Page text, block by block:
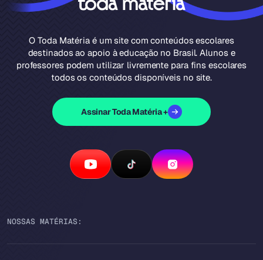
O Toda Matéria é um site com conteúdos escolares
destinados ao apoio à educação no Brasil. Alunos e
professores podem utilizar livremente para fins escolares
todos os conteúdos disponíveis no site.
Assinar Toda Matéria +
NOSSAS MATÉRIAS: